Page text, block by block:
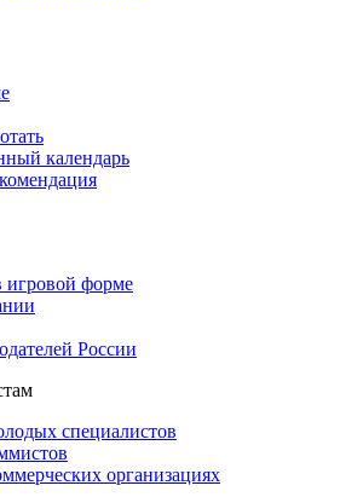
календарь
форме
России
специалистов
организациях